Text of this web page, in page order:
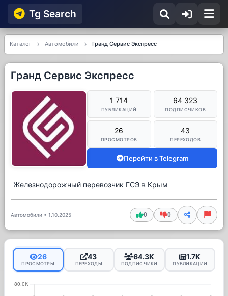
Tg Searсh
Каталог Автомобили Гранд Сервис Экспресс
Гранд Сервис Экспресс
1 714
ПУБЛИКАЦИЙ
64 323
ПОДПИСЧИКОВ
26
ПРОСМОТРОВ
43
ПЕРЕХОДОВ
Перейти в Telegram
Железнодорожный перевозчик ГСЭ в Крым
Автомобили • 1.10.2025 0 0
26
ПРОСМОТРЫ
43
ПЕРЕХОДЫ
64.3K
ПОДПИСЧИКИ
1.7K
ПУБЛИКАЦИИ